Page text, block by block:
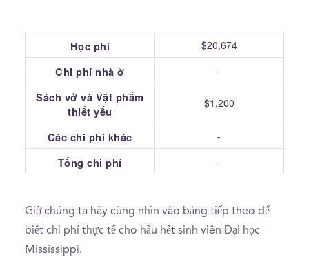
Học phí $20,674
Chi phí nhà ở -
Sách vở và Vật phẩm
thiết yếu
$1,200
Các chi phí khác -
Tổng chi phí -
Giờ chúng ta hãy cùng nhìn vào bảng tiếp theo để
biết chi phí thực tế cho hầu hết sinh viên Đại học
Mississippi.